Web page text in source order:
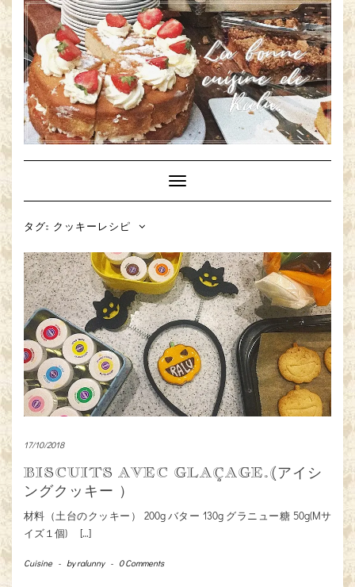
Toggle
Navigation
タグ: クッキーレシピ
17/10/2018
BISCUITS AVEC GLAÇAGE.(アイシ
ングクッキー ）
材料（土台のクッキー） 200g バター 130g グラニュー糖 50g(Mサ
イズ１個) […]
Cuisine - byralunny - 0 Comments